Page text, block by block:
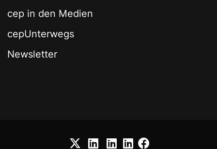
cep in den Medien
cepUnterwegs
Newsletter